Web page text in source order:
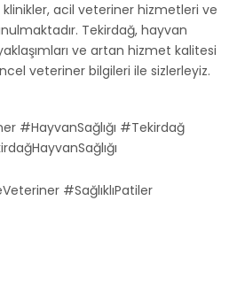
acil veteriner hizmetleri ve
Tekirdağ, hayvan
ve artan hizmet kalitesi
veteriner bilgileri ile sizlerleyiz.
#HayvanSağlığı #Tekirdağ
#SağlıklıPatiler